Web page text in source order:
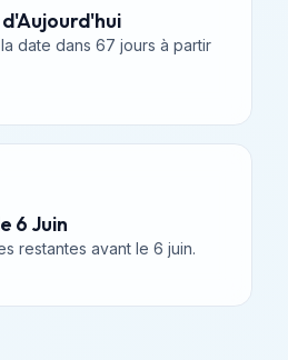
date dans 67 jours à partir
6 Juin
restantes avant le 6 juin.